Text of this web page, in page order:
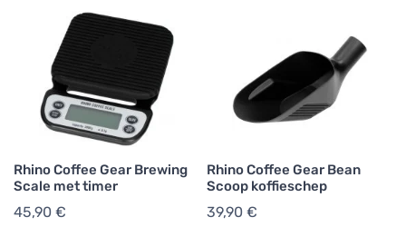
Rhino Coffee Gear Brewing
Scale met timer
45,90 €
Rhino Coffee Gear Bean
Scoop koffieschep
39,90 €